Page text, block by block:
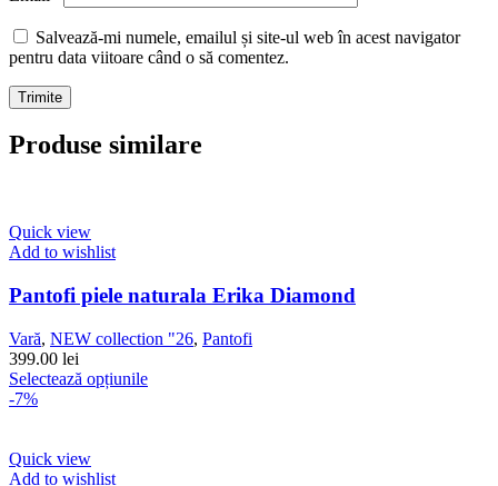
Salvează-mi numele, emailul și site-ul web în acest navigator
pentru data viitoare când o să comentez.
Produse similare
Quick view
Add to wishlist
Pantofi piele naturala Erika Diamond
Vară, NEW collection "26, Pantofi
399.00 lei
Selectează opțiunileAcest
-7%
Quick view
Add to wishlist